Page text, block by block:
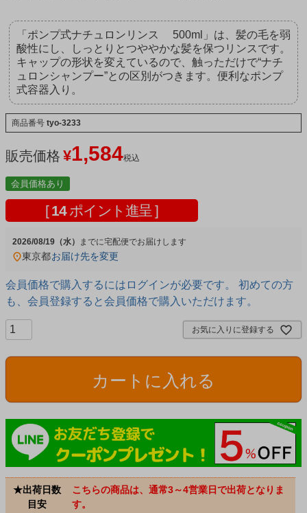
「ポンプ式ナチュロンリンス 500ml」は、髪の毛を弱
酸性にし、しっとりとつややかな髪を保つリンスです。
キャップの形状を変えているので、触っただけで“ナチ
ュロンシャンプー”との区別がつきます。便利なポンプ
式容器入り。
商品番号 tyo-3233
販売価格 ¥1,584税込
会員価格あり
[ 14 ポイント進呈 ]
2026/08/19（水） 宅配便
東京都お届け先を変更
会員価格で購入するにはログインが必要です。 初めての方
も、会員登録すると会員価格で購入いただけます。
お気に入りに登録する
カートに入れる
★出荷日数
目安
こちらの商品は、通常3～4営業日で出荷となりま
す。